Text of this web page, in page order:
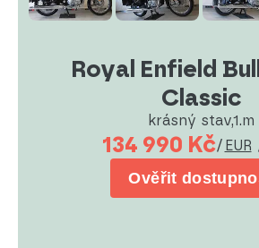
Royal Enfield Bullet 500
Classic
krásný stav,1.m
134 990 Kč/ EUR
Ověřit